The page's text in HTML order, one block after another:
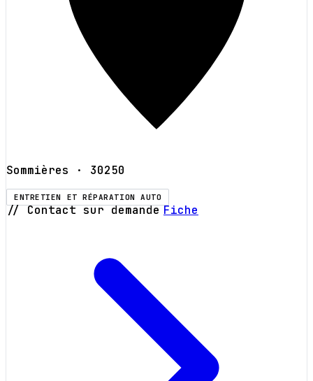
Sommières · 30250
ENTRETIEN ET RÉPARATION AUTO
// Contact sur demande Fiche